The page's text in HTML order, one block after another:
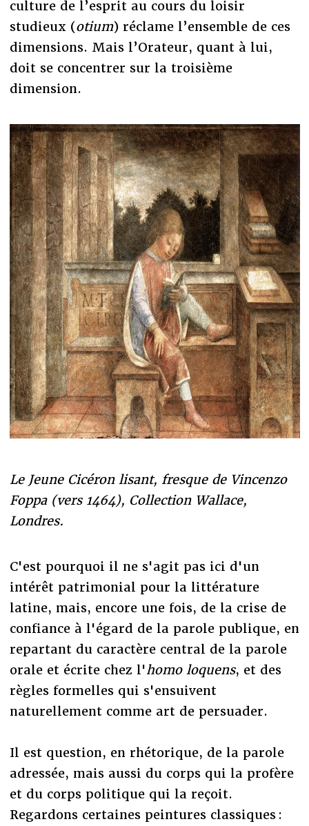
culture de l’esprit au cours du loisir
studieux (otium) réclame l’ensemble de ces
dimensions. Mais l’Orateur, quant à lui,
doit se concentrer sur la troisième
dimension.
Le Jeune Cicéron lisant, fresque de Vincenzo
Foppa (vers 1464), Collection Wallace,
Londres.
C'est pourquoi il ne s'agit pas ici d'un
intérêt patrimonial pour la littérature
latine, mais, encore une fois, de la crise de
confiance à l'égard de la parole publique, en
repartant du caractère central de la parole
orale et écrite chez l'homo loquens, et des
règles formelles qui s'ensuivent
naturellement comme art de persuader.
Il est question, en rhétorique, de la parole
adressée, mais aussi du corps qui la profère
et du corps politique qui la reçoit.
Regardons certaines peintures classiques :